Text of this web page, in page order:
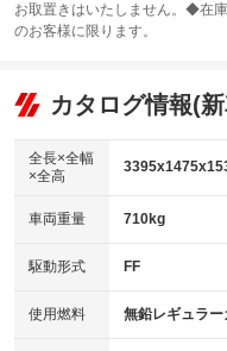
サンルーフ
：装備なし
リフトアップ
：装備なし
：装備なし
パワーウィンドウ
アイドリングストップ
：装備なし
USB入力端子
：装備あり
100V電源
：装備なし
TV
：装備なし
ビジュアル
：装備なし
：装備なし
革シート
キーレス
HID(キセノンライト)
：装備なし
バックカメラ
：装備なし
お取置きはいたしません。◆在
のお客様に限ります。
カタログ情報(
全長×全幅
×全高
車両重量 710kg
駆動形式 FF
使用燃料 無鉛レギュラー